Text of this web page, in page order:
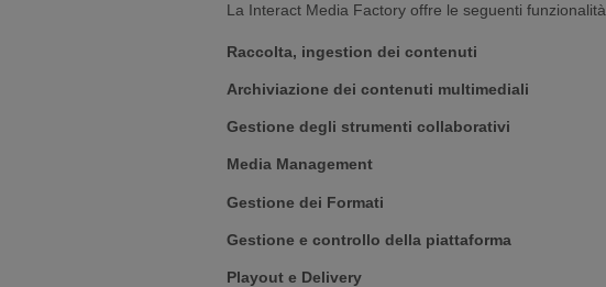
La Interact Media Factory offre le seguenti funzionalità
Raccolta, ingestion dei contenuti
Archiviazione dei contenuti multimediali
Gestione degli strumenti collaborativi
Media Management
Gestione dei Formati
Gestione e controllo della piattaforma
Playout e Delivery